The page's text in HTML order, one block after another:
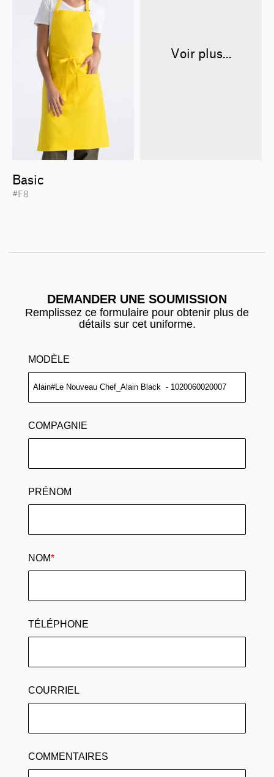
Basic
#F8
Voir plus...
DEMANDER UNE SOUMISSION
Remplissez ce formulaire pour obtenir plus de
détails sur cet uniforme.
MODÈLE
COMPAGNIE
PRÉNOM
NOM*
TÉLÉPHONE
COURRIEL
COMMENTAIRES